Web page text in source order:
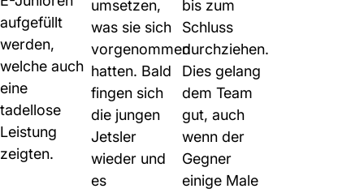
aufgefüllt
werden,
welche auch
eine
tadellose
Leistung
zeigten.
umsetzen,
was sie sich
vorgenommen
hatten. Bald
fingen sich
die jungen
Jetsler
wieder und
es
bis zum
Schluss
durchziehen.
Dies gelang
dem Team
gut, auch
wenn der
Gegner
einige Male